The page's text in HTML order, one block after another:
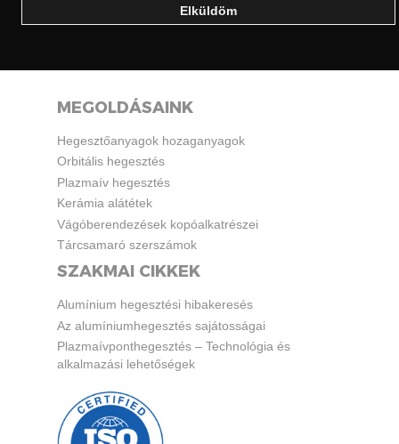
MEGOLDÁSAINK
Hegesztőanyagok hozaganyagok
Orbitális hegesztés
Plazmaív hegesztés
Kerámia alátétek
Vágóberendezések kopóalkatrészei
Tárcsamaró szerszámok
SZAKMAI CIKKEK
Alumínium hegesztési hibakeresés
Az alumíniumhegesztés sajátosságai
Plazmaívponthegesztés – Technológia és
alkalmazási lehetőségek